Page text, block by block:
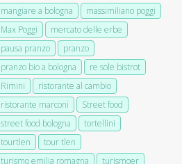
mangiare a bologna
massimiliano poggi
Max Poggi
mercato delle erbe
pausa pranzo
pranzo
pranzo bio a bologna
re sole bistrot
Rimini
ristorante al cambio
ristorante marconi
Street food
street food bologna
tortellini
tourtlen
tour tlen
turismo emilia romagna
turismoer